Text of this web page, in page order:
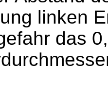
linken
das